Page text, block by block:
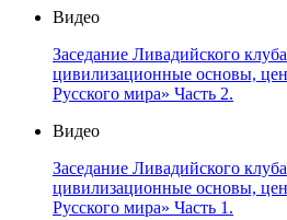
Видео
Заседание Ливадийского
цивилизационные основы,
Русского мира» Часть 2.
Видео
Заседание Ливадийского
цивилизационные основы,
Русского мира» Часть 1.